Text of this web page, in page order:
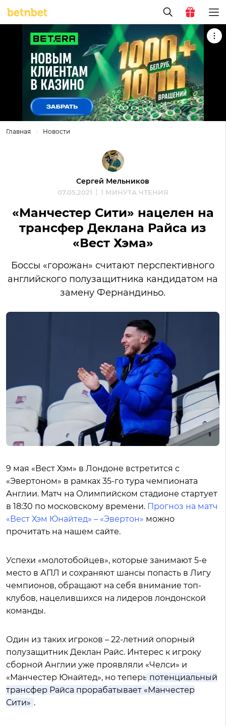
Главная Новости
Сергей Мельников
07.05.2021 1 МИНУТА ЧТЕНИЯ
«Манчестер Сити» нацелен на
трансфер Деклана Райса из
«Вест Хэма»
Боссы «горожан» считают перспективного
английского полузащитника кандидатом на
замену Фернандиньо.
9 мая «Вест Хэм» в Лондоне встретится с
«Эвертоном» в рамках 35-го тура чемпионата
Англии. Матч на Олимпийском стадионе стартует
в 18:30 по московскому времени. Прогноз на матч
«Вест Хэм Юнайтед» – «Эвертон» можно
прочитать на нашем сайте.
Успехи «молотобойцев», которые занимают 5-е
место в АПЛ и сохраняют шансы попасть в Лигу
чемпионов, обращают на себя внимание топ-
клубов, нацелившихся на лидеров лондонской
команды.
Один из таких игроков – 22-летний опорный
полузащитник Деклан Райс. Интерес к игроку
сборной Англии уже проявляли «Челси» и
«Манчестер Юнайтед», но теперь потенциальный
трансфер Райса прорабатывает «Манчестер
Сити» .